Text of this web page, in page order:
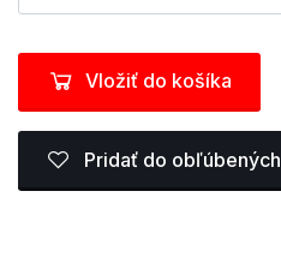
Vložiť do košíka
Pridať do obľúbených